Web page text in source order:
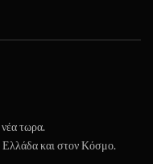
νέα τωρα.
Ελλάδα και στον Κόσμο.